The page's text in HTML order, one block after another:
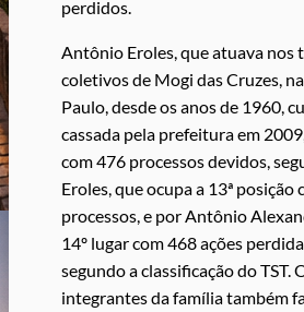
perdidos.
Antônio Eroles, que atuava nos
coletivos de Mogi das Cruzes,
Paulo, desde os anos de 1960,
cassada pela prefeitura em
com 476 processos devidos,
Eroles, que ocupa a 13ª posição
processos, e por Antônio
14º lugar com 468 ações
segundo a classificação do TST.
integrantes da família também